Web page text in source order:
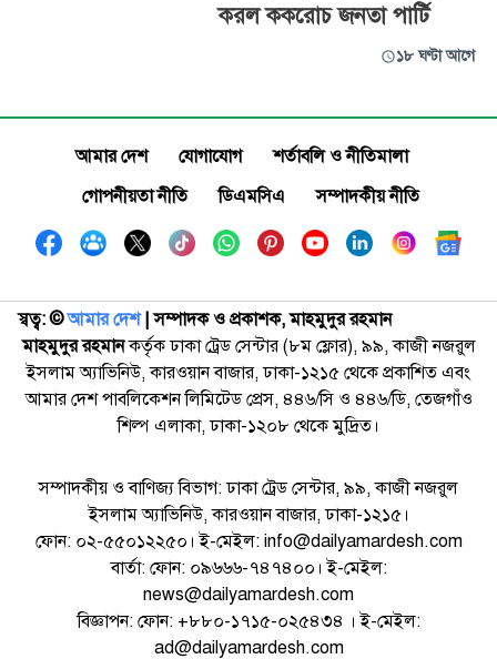
করল ককরোচ জনতা পার্টি
১৮ ঘণ্টা আগে
আমার দেশ যোগাযোগ
শর্তাবলি ও নীতিমালা
গোপনীয়তা নীতি
ডিএমসিএ সম্পাদকীয় নীতি
স্বত্ব: ©️আমার দেশ| সম্পাদক ও প্রকাশক, মাহমুদুর রহমান
মাহমুদুর রহমানকর্তৃক ঢাকা ট্রেড সেন্টার (৮ম ফ্লোর), ৯৯, কাজী নজরুল
ইসলাম অ্যাভিনিউ, কারওয়ান বাজার, ঢাকা-১২১৫ থেকে প্রকাশিত এবং
আমার দেশ পাবলিকেশন লিমিটেড প্রেস, ৪৪৬/সি ও ৪৪৬/ডি, তেজগাঁও
শিল্প এলাকা, ঢাকা-১২০৮ থেকে মুদ্রিত।
সম্পাদকীয় ও বাণিজ্য বিভাগ: ঢাকা ট্রেড সেন্টার, ৯৯, কাজী নজরুল
ইসলাম অ্যাভিনিউ, কারওয়ান বাজার, ঢাকা-১২১৫।
ফোন: ০২-৫৫০১২২৫০। ই-মেইল: info@dailyamardesh.com
বার্তা: ফোন: ০৯৬৬৬-৭৪৭৪০০। ই-মেইল:
news@dailyamardesh.com
বিজ্ঞাপন: ফোন: +৮৮০-১৭১৫-০২৫৪৩৪ । ই-মেইল:
ad@dailyamardesh.com